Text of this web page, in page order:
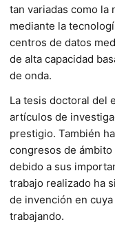
tan variadas como la
mediante la
centros de datos
de alta capacidad
de onda.
La tesis doctoral del
artículos de
prestigio. También
congresos de
debido a sus
trabajo realizado ha
de invención en
trabajando.